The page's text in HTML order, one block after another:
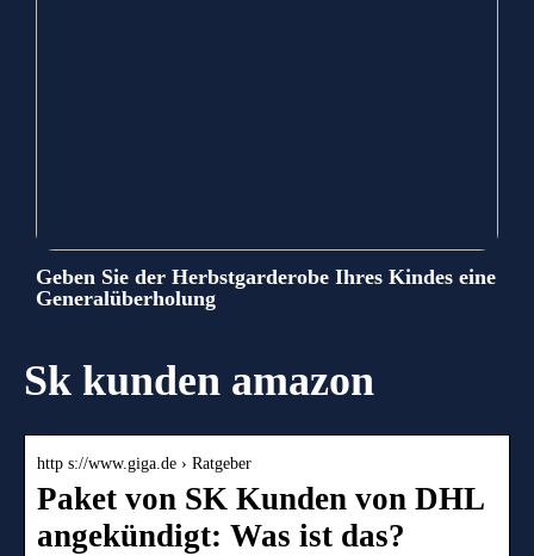
Geben Sie der Herbstgarderobe Ihres Kindes eine
Generalüberholung
Sk kunden amazon
http s://www.giga.de › Ratgeber
Paket von SK Kunden von DHL
angekündigt: Was ist das?